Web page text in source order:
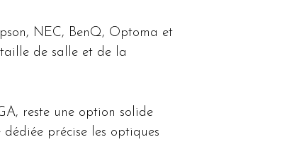
NEC, BenQ, Optoma et
de salle et de la
reste une option solide
précise les optiques